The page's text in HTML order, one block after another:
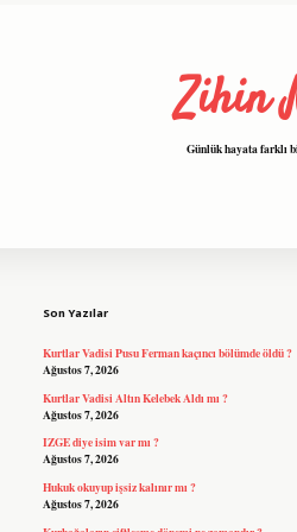
Zihin
Günlük hayata farklı
Son Yazılar
Kurtlar Vadisi Pusu Ferman kaçıncı bölümde öldü ?
Ağustos 7, 2026
Kurtlar Vadisi Altın Kelebek Aldı mı ?
Ağustos 7, 2026
IZGE diye isim var mı ?
Ağustos 7, 2026
Hukuk okuyup işsiz kalınır mı ?
Ağustos 7, 2026